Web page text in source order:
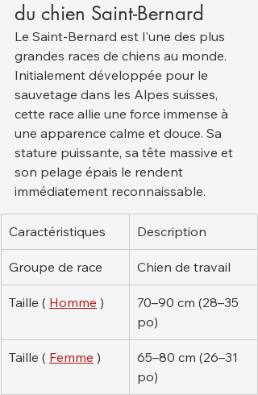
du chien Saint-Bernard
Le Saint-Bernard est l'une des plus
grandes races de chiens au monde.
Initialement développée pour le
sauvetage dans les Alpes suisses,
cette race allie une force immense à
une apparence calme et douce. Sa
stature puissante, sa tête massive et
son pelage épais le rendent
immédiatement reconnaissable.
Caractéristiques Description
Groupe de race Chien de travail
Taille ( Homme )
70–90 cm (28–35
po)
Taille ( Femme )
65–80 cm (26–31
po)